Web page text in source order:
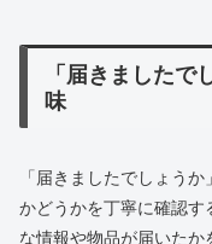
「届きましたで
味
「届きましたでしょう
かどうかを丁寧に確認
な情報や物品が届いた